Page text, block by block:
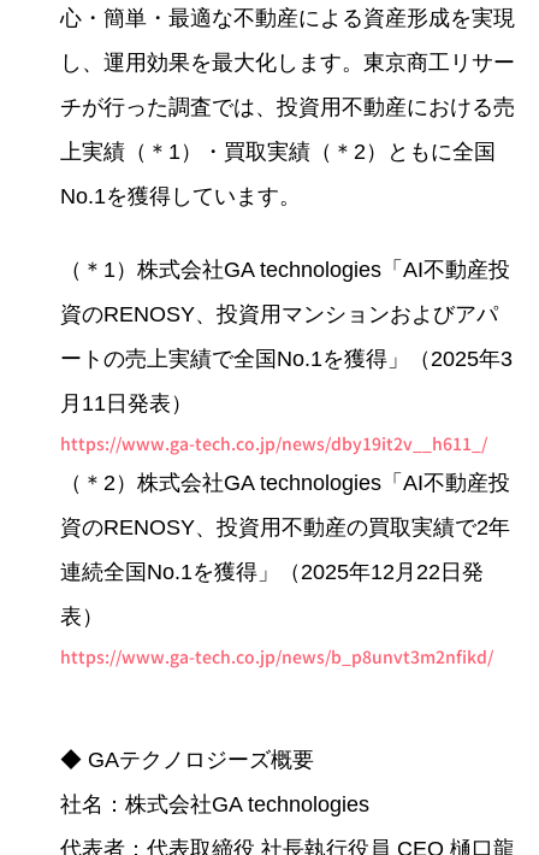
⼼・簡単・最適な不動産による資産形成を実現
し、運⽤効果を最⼤化します。東京商⼯リサー
チが⾏った調査では、投資⽤不動産における売
上実績（＊1）・買取実績（＊2）ともに全国
No.1を獲得しています。
（＊1）株式会社GA technologies「AI不動産投
資のRENOSY、投資⽤マンションおよびアパ
ートの売上実績で全国No.1を獲得」（2025年3
⽉11⽇発表）
https://www.ga-tech.co.jp/news/dby19it2v__h611_/
（＊2）株式会社GA technologies「AI不動産投
資のRENOSY、投資⽤不動産の買取実績で2年
連続全国No.1を獲得」（2025年12⽉22⽇発
表）
https://www.ga-tech.co.jp/news/b_p8unvt3m2nfikd/
◆ GAテクノロジーズ概要
社名：株式会社GA technologies
代表者：代表取締役 社⻑執⾏役員 CEO 樋⼝⿓